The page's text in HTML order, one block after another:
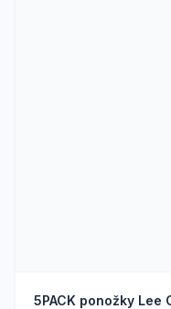
5PACK ponožky